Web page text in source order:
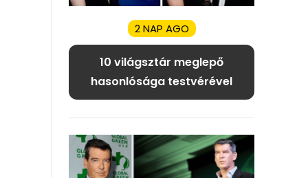
2 NAP AGO
10 világsztár meglepő
hasonlósága testvérével